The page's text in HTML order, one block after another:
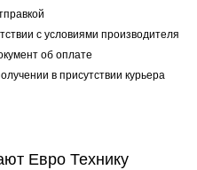
с условиями производителя
об оплате
в присутствии курьера
Евро Технику